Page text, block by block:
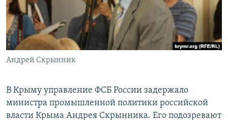
ПОБЕДИТЕЛЕЙ НЕ СУДЯТ?
КРЫМ.НЕПОКОРЕННЫЙ
ELIFBE
УКРАИНСКАЯ ПРОБЛЕМА КРЫМА
ПРИСОЕДИНЯЙТЕСЬ!
Андрей Скрынник
В Крыму управление ФСБ России задержало
министра промышленной политики российской
власти Крыма Андрея Скрынника. Его подозревают